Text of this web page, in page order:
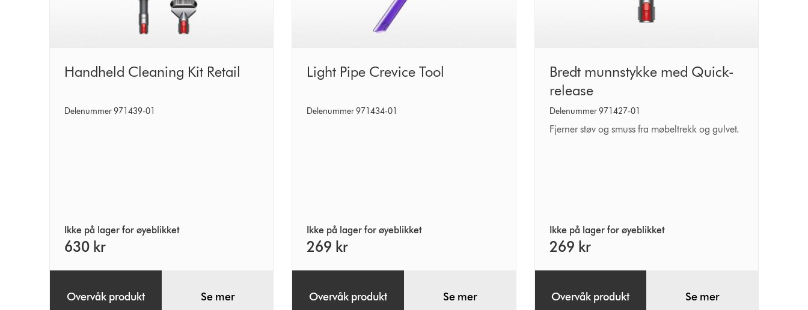
Handheld
Kit
Handheld Cleaning Kit Retail
Delenummer 971439-01
Ikke på lager for øyeblikket
630 kr
Overvåk produkt Se mer
Light
Crevice
Light Pipe Crevice Tool
Delenummer 971434-01
Ikke på lager for øyeblikket
269 kr
Overvåk produkt Se mer
Bredt
munnstykke
med
Quick-
Bredt munnstykke med Quick-
release
Delenummer 971427-01
Fjerner støv og smuss fra møbeltrekk og gulvet.
Ikke på lager for øyeblikket
269 kr
Overvåk produkt Se mer